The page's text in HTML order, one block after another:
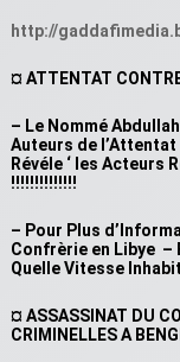
http://
¤ ATTENTAT
– Le Nommé
Auteurs de
Révéle ‘ les Acteurs
!!!!!!!!!!!!!!
– Pour Plus
Confrèrie en Libye –
Quelle Vitesse
¤ ASSASSINAT DU
CRIMINELLES A